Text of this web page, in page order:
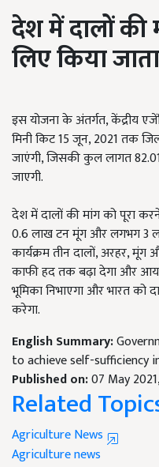
देश में दालों
लिएकिया
इस योजना के अंतर्गत, केंद्रीय
मिनी किट 15 जून, 2021 तक
जाएंगी, जिसकी कुल लागत
जाएगी.
देश में दालों की मांग को पूरा
0.6 लाख टन मूंग और लगभग 3
कार्यक्रम तीन दालों, अरहर,
काफी हद तक बढ़ा देगा और
भूमिका निभाएगा और भारत को
करेगा.
English Summary:
to achieve self-sufficiency
Published on:07 May
Related
Agriculture News
Agriculture news